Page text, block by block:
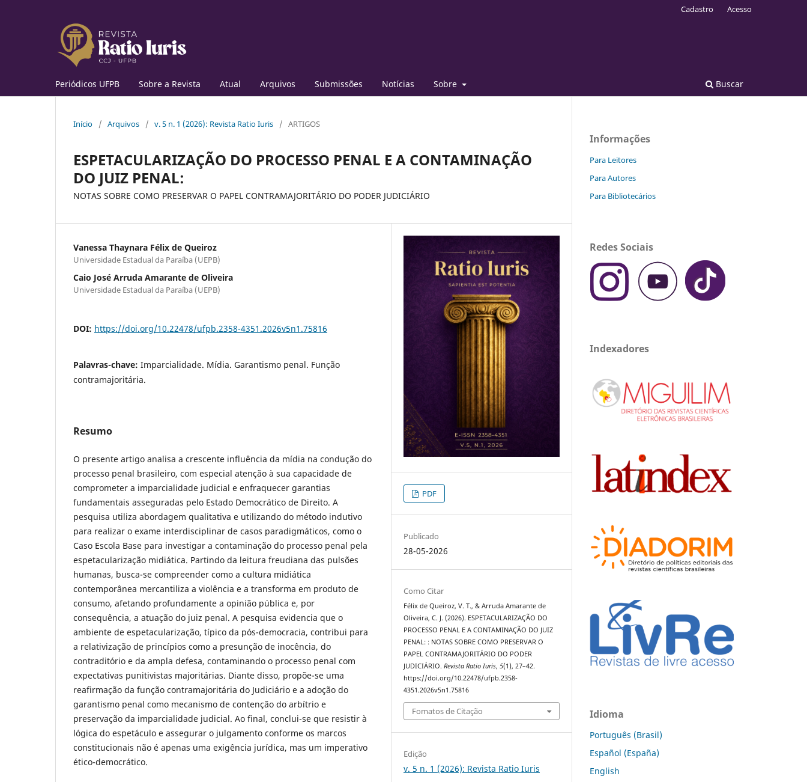
Periódicos UFPB Sobre a Revista Atual Arquivos Submissões Notícias Sobre Buscar
Cadastro Acesso
Início / Arquivos / v. 5 n. 1 (2026): Revista Ratio Iuris / ARTIGOS
ESPETACULARIZAÇÃO DO PROCESSO PENAL E A CONTAMINAÇÃO
DO JUIZ PENAL:
NOTAS SOBRE COMO PRESERVAR O PAPEL CONTRAMAJORITÁRIO DO PODER JUDICIÁRIO
Vanessa Thaynara Félix de Queiroz
Universidade Estadual da Paraíba (UEPB)
Caio José Arruda Amarante de Oliveira
Universidade Estadual da Paraíba (UEPB)
DOI: https://doi.org/10.22478/ufpb.2358-4351.2026v5n1.75816
Palavras-chave: Imparcialidade. Mídia. Garantismo penal. Função
contramajoritária.
Resumo
O presente artigo analisa a crescente influência da mídia na condução do
processo penal brasileiro, com especial atenção à sua capacidade de
comprometer a imparcialidade judicial e enfraquecer garantias
fundamentais asseguradas pelo Estado Democrático de Direito. A
pesquisa utiliza abordagem qualitativa e utilizando do método indutivo
para realizar o exame interdisciplinar de casos paradigmáticos, como o
Caso Escola Base para investigar a contaminação do processo penal pela
espetacularização midiática. Partindo da leitura freudiana das pulsões
humanas, busca-se compreender como a cultura midiática
contemporânea mercantiliza a violência e a transforma em produto de
consumo, afetando profundamente a opinião pública e, por
consequência, a atuação do juiz penal. A pesquisa evidencia que o
ambiente de espetacularização, típico da pós-democracia, contribui para
a relativização de princípios como a presunção de inocência, do
contraditório e da ampla defesa, contaminando o processo penal com
expectativas punitivistas majoritárias. Diante disso, propõe-se uma
reafirmação da função contramajoritária do Judiciário e a adoção do
garantismo penal como mecanismo de contenção do arbítrio e
preservação da imparcialidade judicial. Ao final, conclui-se que resistir à
lógica do espetáculo e assegurar o julgamento conforme os marcos
constitucionais não é apenas uma exigência jurídica, mas um imperativo
ético-democrático.
PDF
Publicado
28-05-2026
Como Citar
Félix de Queiroz, V. T., & Arruda Amarante de
Oliveira, C. J. (2026). ESPETACULARIZAÇÃO DO
PROCESSO PENAL E A CONTAMINAÇÃO DO JUIZ
PENAL: : NOTAS SOBRE COMO PRESERVAR O
PAPEL CONTRAMAJORITÁRIO DO PODER
JUDICIÁRIO.Revista Ratio Iuris,5(1), 27–42.
https://doi.org/10.22478/ufpb.2358-
4351.2026v5n1.75816
Fomatos de Citação
Edição
v. 5 n. 1 (2026): Revista Ratio Iuris
Informações
Para Leitores
Para Autores
Para Bibliotecários
Redes Sociais
Indexadores
Idioma
Português (Brasil)
Español (España)
English